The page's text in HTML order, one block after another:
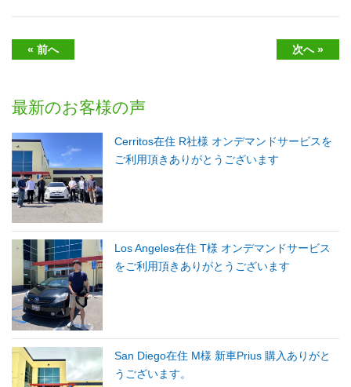
« 前へ 次へ »
最新のお客様の声
Cerritos在住 R社様 オンデマンドサービスを
ご利用頂きありがとうございます
Los Angeles在住 T様 オンデマンドサービス
をご利用頂きありがとうございます
San Diego在住 M様 新車Prius 購入ありがと
うございます。